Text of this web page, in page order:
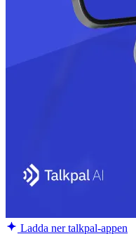
Ladda ner talkpal-appen